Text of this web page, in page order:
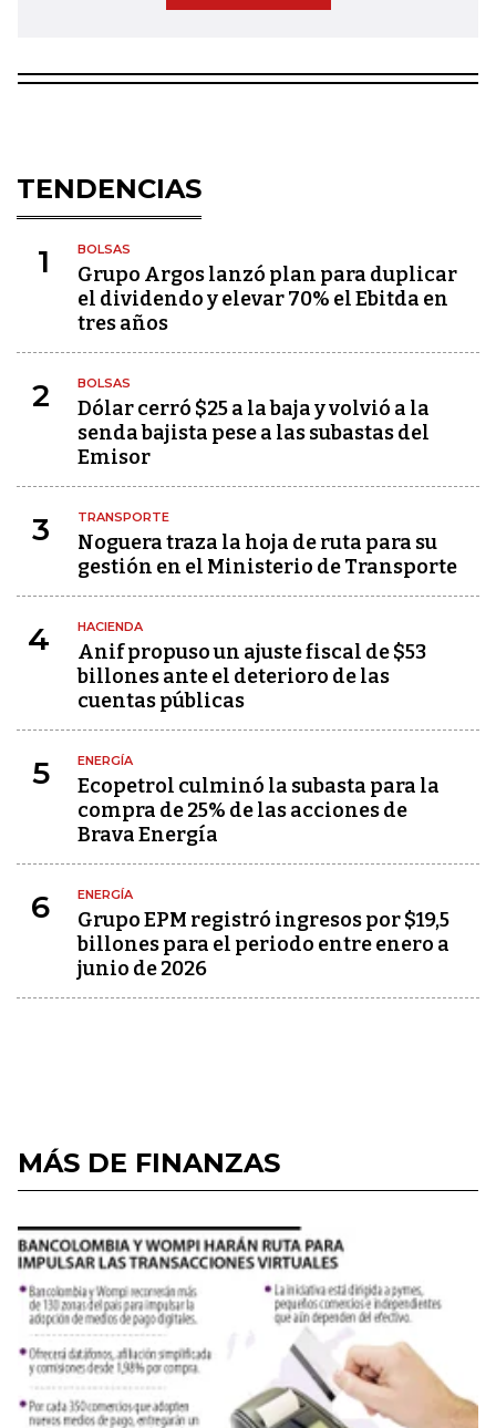
TENDENCIAS
1 BOLSAS
Grupo Argos lanzó plan para duplicar
el dividendo y elevar 70% el Ebitda en
tres años
2 BOLSAS
Dólar cerró $25 a la baja y volvió a la
senda bajista pese a las subastas del
Emisor
3 TRANSPORTE
Noguera traza la hoja de ruta para su
gestión en el Ministerio de Transporte
4 HACIENDA
Anif propuso un ajuste fiscal de $53
billones ante el deterioro de las
cuentas públicas
5 ENERGÍA
Ecopetrol culminó la subasta para la
compra de 25% de las acciones de
Brava Energía
6 ENERGÍA
Grupo EPM registró ingresos por $19,5
billones para el periodo entre enero a
junio de 2026
MÁS DE FINANZAS